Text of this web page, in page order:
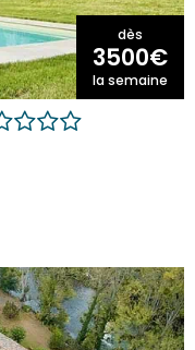
dès
3500€
la semaine